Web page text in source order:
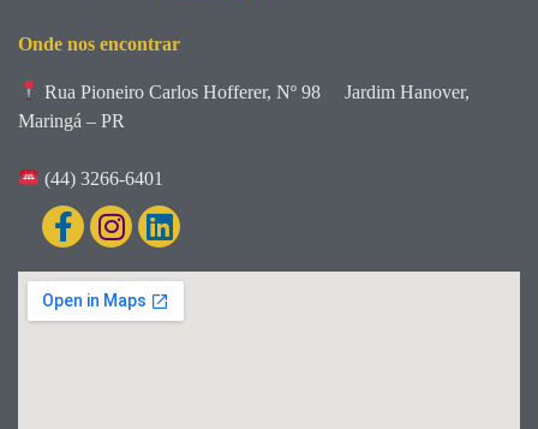
Onde nos encontrar
Rua Pioneiro Carlos Hofferer, Nº 98
Jardim Hanover,
Maringá – PR
(44) 3266-6401